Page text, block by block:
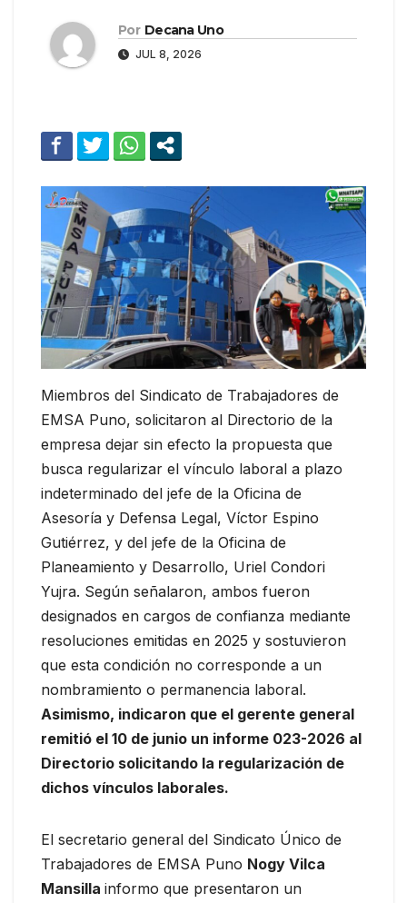
Por Decana Uno
JUL 8, 2026
Miembros del Sindicato de Trabajadores de
EMSA Puno, solicitaron al Directorio de la
empresa dejar sin efecto la propuesta que
busca regularizar el vínculo laboral a plazo
indeterminado del jefe de la Oficina de
Asesoría y Defensa Legal, Víctor Espino
Gutiérrez, y del jefe de la Oficina de
Planeamiento y Desarrollo, Uriel Condori
Yujra. Según señalaron, ambos fueron
designados en cargos de confianza mediante
resoluciones emitidas en 2025 y sostuvieron
que esta condición no corresponde a un
nombramiento o permanencia laboral.
Asimismo, indicaron que el gerente general
remitió el 10 de junio un informe 023-2026 al
Directorio solicitando la regularización de
dichos vínculos laborales.
El secretario general del Sindicato Único de
Trabajadores de EMSA Puno Nogy Vilca
Mansilla informo que presentaron un